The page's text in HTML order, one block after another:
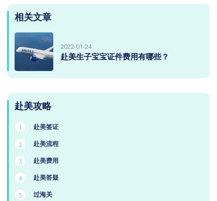
相关文章
2022-01-24
赴美生子宝宝证件费用有哪些？
赴美攻略
1 赴美签证
2 赴美流程
3 赴美费用
4 赴美答疑
5 过海关